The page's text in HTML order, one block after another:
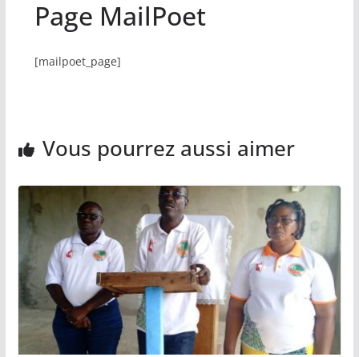
Page MailPoet
[mailpoet_page]
Vous pourrez aussi aimer